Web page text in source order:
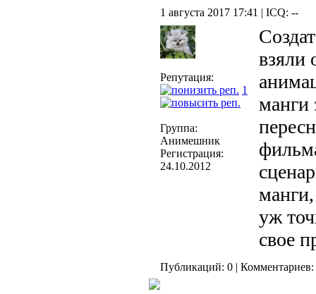
1 августа 2017 17:41 | ICQ: --
Репутация:
1
Группа:
Анимешник
Регистрация:
24.10.2012
манги
уж
свое
Публикаций: 0 | Комментариев: